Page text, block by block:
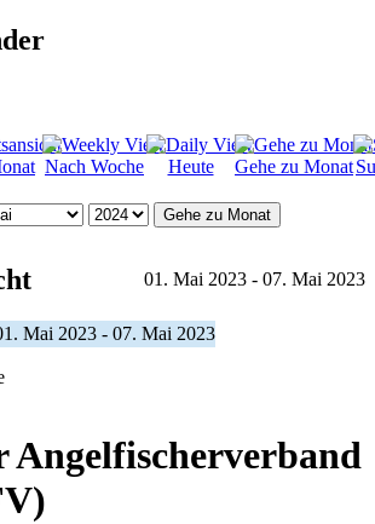
Nach Woche Heute Gehe zu Monat
Gehe zu Monat
01. Mai 2023 - 07. Mai 2023
Mai 2023 - 07. Mai 2023
Angelfischerverband